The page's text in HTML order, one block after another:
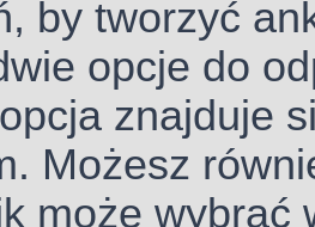
by tworzyć
opcje do
znajduje
Możesz
może wybrać